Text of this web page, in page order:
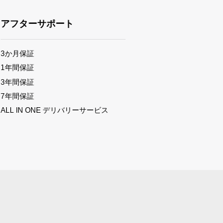
アフターサポート
3か月保証
1年間保証
3年間保証
7年間保証
ALL IN ONE デリバリーサービス